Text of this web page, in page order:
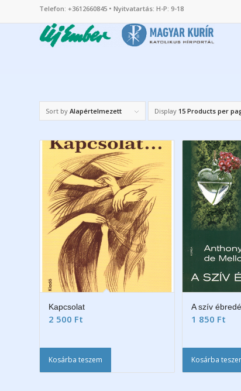
Telefon: +3612660845 • Nyitvatartás: H-P: 9-18
Sort by Alapértelmezett Display 15 Products per
Kapcsolat
2 500 Ft
Kosárba teszem
A szív
1 850 Ft
Kosárba